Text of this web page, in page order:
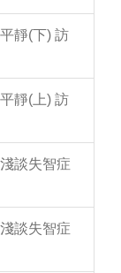
靜(下) 訪
靜(上) 訪
談失智症
談失智症